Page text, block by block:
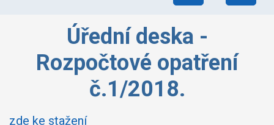
Úřední deska -
Rozpočtové opatření
č.1/2018.
zde ke stažení